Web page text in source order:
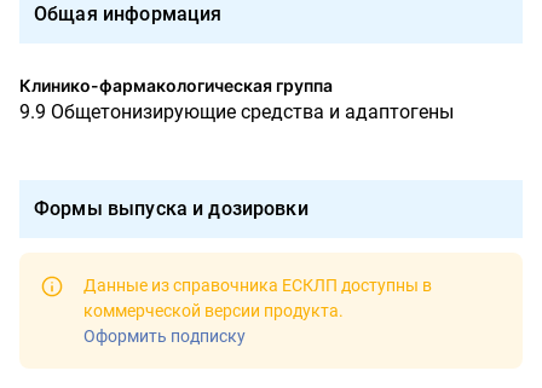
Общая информация
Клинико-фармакологическая группа
9.9 Общетонизирующие средства и адаптогены
Формы выпуска и дозировки
Данные из справочника ЕСКЛП доступны в
коммерческой версии продукта.
Оформить подписку